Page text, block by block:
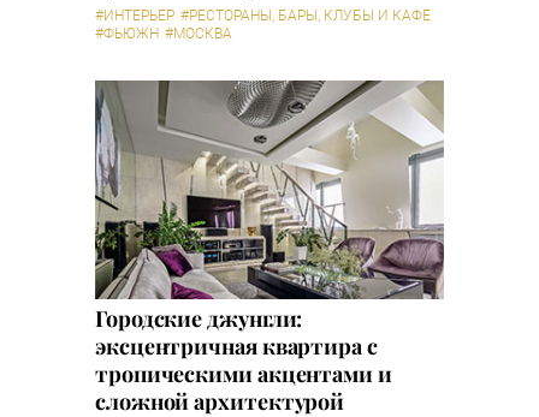
#ИНТЕРЬЕР #РЕСТОРАНЫ, БАРЫ, КЛУБЫ И КАФЕ
#ФЬЮЖН #МОСКВА
Городские джунгли:
эксцентричная квартира с
тропическими акцентами и
сложной архитектурой